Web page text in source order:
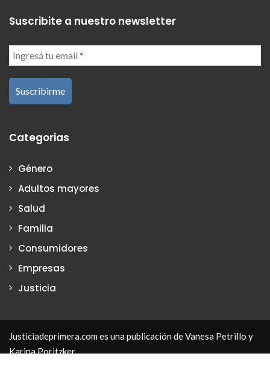
Suscribite a nuestro newsletter
Categorias
Género
Adultos mayores
Salud
Familia
Consumidores
Empresas
Justicia
Justiciadeprimera.com es una publicación de Vanesa Petrillo y
Karina Poritzker